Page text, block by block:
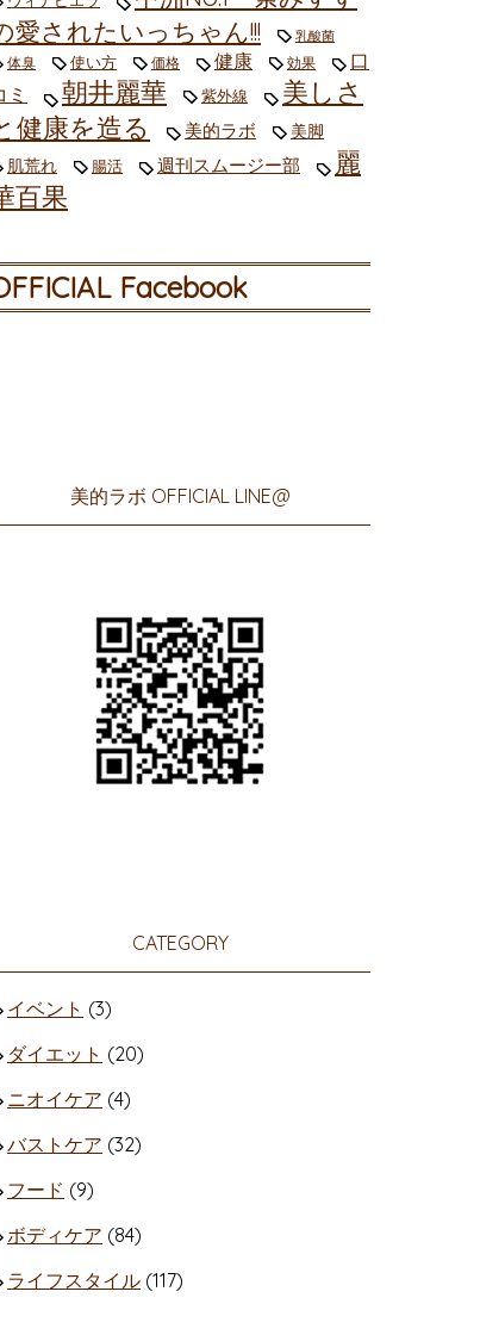
愛されたいっちゃん!!!
乳酸菌
体臭 使い方 価格 健康 効果
口
ミ
朝井麗華 紫外線
美しさ
健康を造る
美的ラボ
美脚
肌荒れ
腸活 週刊スムージー部
麗
百果
Facebook
美的ラボ OFFICIAL LINE@
CATEGORY
イベント (3)
ダイエット (20)
ニオイケア (4)
バストケア (32)
フード (9)
ボディケア (84)
ライフスタイル (117)